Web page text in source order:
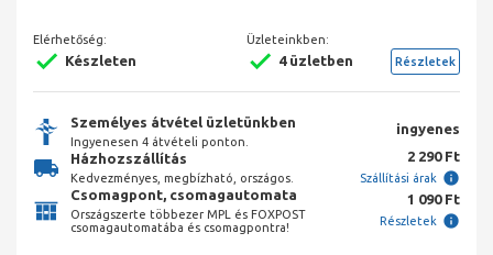
Elérhetőség:
Készleten
Üzleteinkben:
4 üzletben Részletek
Személyes átvétel üzletünkben
Ingyenesen 4 átvételi ponton.
ingyenes
Házhozszállítás
Kedvezményes, megbízható, országos.
2 290 Ft
Szállítási árak
Csomagpont, csomagautomata
Országszerte többezer MPL és FOXPOST
csomagautomatába és csomagpontra!
1 090 Ft
Részletek